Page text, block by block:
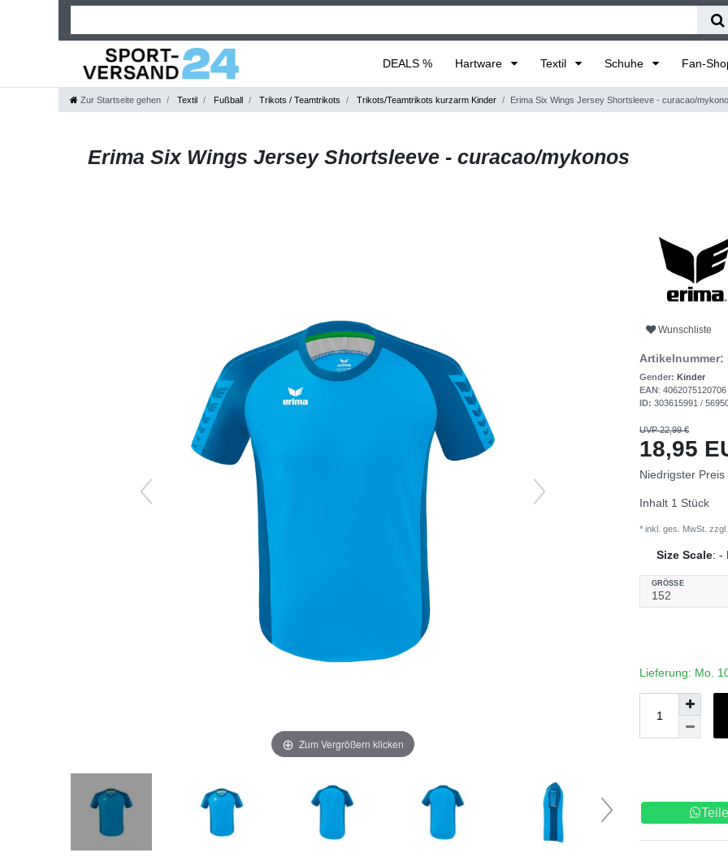
DEALS % Hartware Textil Schuhe Fan-
Zur Startseite gehen Textil Fußball Trikots / Teamtrikots Trikots/Teamtrikots kurzarm Kinder Erima Six Wings Jersey Shortsleeve - curacao/
Erima Six Wings Jersey Shortsleeve - curacao/mykonos
Zum Vergrößern klicken
Wunschliste
Artikelnummer:
Gender: Kinder
EAN: 4062075120706
ID: 303615991 /
UVP 22,99 €
18,95
Niedrigster
Inhalt 1 Stück
* inkl. ges. MwSt. zzgl.
Size Scale: -
GRÖSSE
Lieferung: Mo.